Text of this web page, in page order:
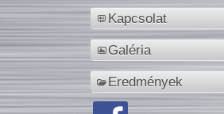
Kapcsolat
Galéria
Eredmények